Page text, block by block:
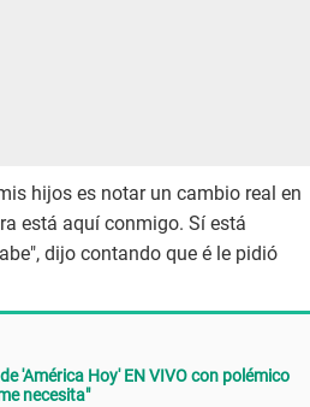
hijos es notar un cambio real en
está aquí conmigo. Sí está
dijo contando que é le pidió
'América Hoy' EN VIVO con polémico
necesita"